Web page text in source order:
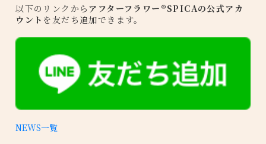
以下のリンクから アフターフラワー®️SPICAの公式アカ
ウント を友だち追加できます。
NEWS一覧